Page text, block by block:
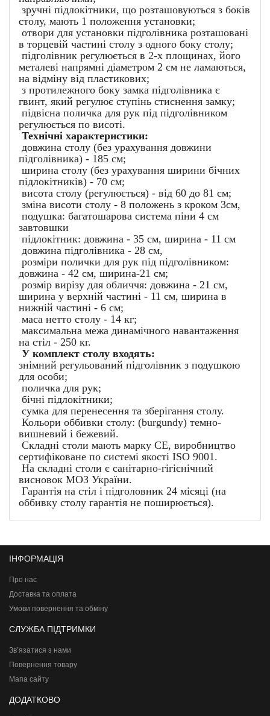
зручні підлокітники, що розташовуються з боків
столу, мають 1 положення установки;
отвори для установки підголівника розташовані
в торцевій частині столу з одного боку столу;
підголівник регулюється в 2-х площинах, його
металеві напрямні діаметром 2 см не ламаються,
на відміну від пластикових;
з протилежного боку замка підголівника є
гвинт, який регулює ступінь стиснення замку;
підвісна поличка для рук під підголівником
регулюється по висоті.
Технічні характеристики:
довжина столу (без урахування довжини
підголівника) - 185 см;
ширина столу (без урахування ширини бічних
підлокітників) - 70 см;
висота столу (регулюється) - від 60 до 81 см;
зміна висоти столу - 8 положень з кроком 3см,
подушка: багатошарова система піни 4 см
завтовшки
підлокітник: довжина - 35 см, ширина - 11 см
довжина підголівника - 28 см,
розміри полички для рук під підголівником:
довжина - 42 см, ширина-21 см;
розмір вирізу для обличчя: довжина - 21 см,
ширина у верхній частині - 11 см, ширина в
нижній частині - 6 см;
маса нетто столу - 14 кг;
максимальна межа динамічного навантаження
на стіл - 250 кг.
У комплект столу входять:
знімний регульований підголівник з подушкою
для особи;
поличка для рук;
бічні підлокітники;
сумка для перенесення та зберігання столу.
Кольори оббивки столу: (burgundy) темно-
вишневий і бежевий.
Складні столи мають марку CE, виробництво
сертифіковане по системі якості ISO 9001.
На складні столи є санітарно-гігієнічний
висновок МОЗ України.
Гарантія на стіл і підголовник 24 місяці (на
оббивку столу гарантія не поширюється).
ІНФОРМАЦІЯ
Про нас
Доставка та оплата
Умови повернення та обміну
СЛУЖБА ПІДТРИМКИ
Зв’язатися з нами
Повернення товару
Мапа сайту
ДОДАТКОВО